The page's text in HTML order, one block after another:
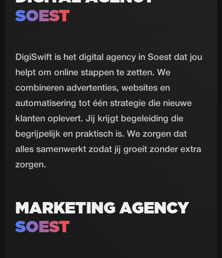
SOEST
DigiSwift is het digital agency in Soest dat jou
helpt om online stappen te zetten. We
combineren advertenties, websites en
automatisering tot één strategie die nieuwe
klanten oplevert. Jij krijgt begeleiding die
begrijpelijk en praktisch is. We zorgen dat
alles samenwerkt zodat jij groeit zonder extra
zorgen.
MARKETING AGENCY
SOEST